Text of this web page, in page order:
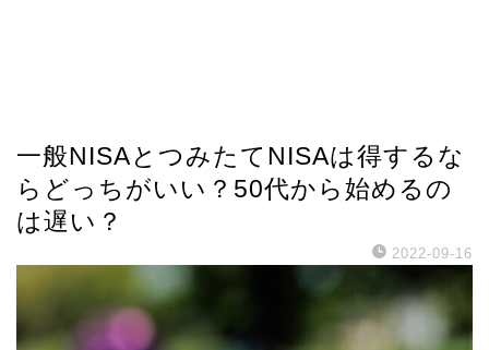
一般NISAとつみたてNISAは得するな
らどっちがいい？50代から始めるの
は遅い？
2022-09-16